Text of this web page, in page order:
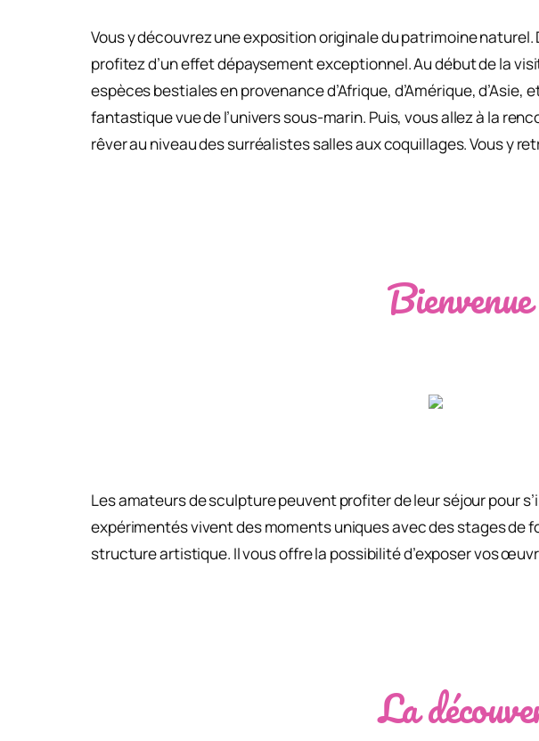
Vous y découvrez une exposition originale du patrimoine
profitez d’un effet dépaysement exceptionnel. Au début de la
espèces bestiales en provenance d’Afrique, d’Amérique,
fantastique vue de l’univers sous-marin. Puis, vous allez à la
rêver au niveau des surréalistes salles aux coquillages. Vous y
Les amateurs de sculpture peuvent profiter de leur séjour pour
expérimentés vivent des moments uniques avec des stages de
structure artistique. Il vous offre la possibilité d’exposer vos
La